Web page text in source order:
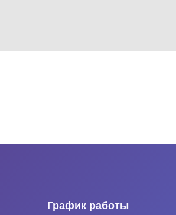
График работы